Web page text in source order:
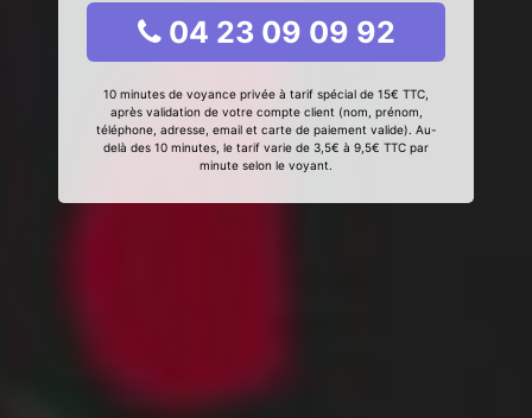
04 23 09 09 92
10 minutes de voyance privée à tarif spécial de 15€ TTC,
après validation de votre compte client (nom, prénom,
téléphone, adresse, email et carte de paiement valide). Au-
delà des 10 minutes, le tarif varie de 3,5€ à 9,5€ TTC par
minute selon le voyant.